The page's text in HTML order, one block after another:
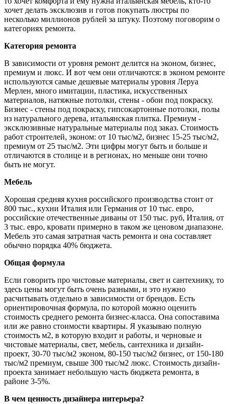
хочет делать эксклюзив и готов покупать люстры по
несколько миллионов рублей за штуку. Поэтому поговорим о
категориях ремонта.
Категория ремонта
В зависимости от уровня ремонт делится на эконом, бизнес,
премиум и люкс. И вот чем они отличаются: в эконом ремонте
используются самые дешевые материалы уровня Леруа
Мерлен, много имитации, пластика, искусственных
материалов, натяжные потолки, стены - обои под покраску.
Бизнес - стены под покраску, гипсокартонные потолки, полы
из натурального дерева, итальянская плитка. Премиум -
эксклюзивные натуральные материалы под заказ. Стоимость
работ строителей, эконом: от 10 тыс/м2, бизнес 15-25 тыс/м2,
премиум от 25 тыс/м2. Эти цифры могут быть и больше и
отличаются в столице и в регионах, но меньше они точно
быть не могут.
Мебель
Хорошая средняя кухня российского производства стоит от
800 тыс., кухни Италия или Германия от 10 тыс. евро,
российские отечественные диваны от 150 тыс. руб, Италия, от
3 тыс. евро, кровати примерно в таком же ценовом диапазоне.
Мебель это самая затратная часть ремонта и она составляет
обычно порядка 40% бюджета.
Общая формула
Если говорить про чистовые материалы, свет и сантехнику, то
здесь цены могут быть очень разными, и это нужно
расчитывать отдельно в зависимости от брендов. Есть
ориентировочная формула, по которой можно оценить
стоимость среднего ремонта бизнес-класса. Она сопоставима
или же равно стоимости квартиры. Я указываю полную
стоимость м2, в которую входит и работы, и черновые и
чистовые материалы, свет, мебель, сантехника и дизайн-
проект, 30-70 тыс/м2 эконом, 80-150 тыс/м2 бизнес, от 150-180
тыс/м2 премиум, свыше 300 тыс/м2 люкс. Стоимость дизайн-
проекта занимает небольшую часть бюджета ремонта, в
районе 3-5%.
В чем ценность дизайнера интерьера?